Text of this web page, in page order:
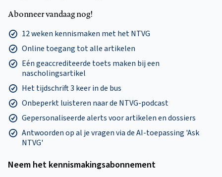
Abonneer vandaag nog!
12 weken kennismaken met het NTVG
Online toegang tot alle artikelen
Eén geaccrediteerde toets maken bij een
nascholingsartikel
Het tijdschrift 3 keer in de bus
Onbeperkt luisteren naar de NTVG-podcast
Gepersonaliseerde alerts voor artikelen en dossiers
Antwoorden op al je vragen via de AI-toepassing 'Ask
NTVG'
Neem het kennismakings­abonnement